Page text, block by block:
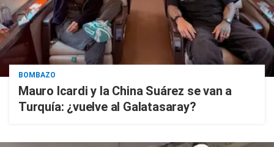
BOMBAZO
Mauro Icardi y la China Suárez se van a
Turquía: ¿vuelve al Galatasaray?